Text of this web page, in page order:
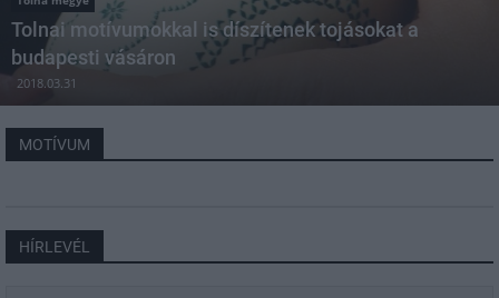
Tolnai motívumokkal is díszítenek tojásokat a
budapesti vásáron
2018.03.31
MOTÍVUM
HÍRLEVÉL